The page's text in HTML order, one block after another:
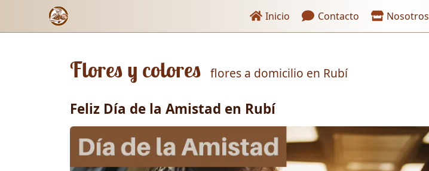
Enlaces de encabezado
Inicio Contacto Nosotros
Flores y colores flores a domicilio en Rubí
Feliz Día de la Amistad en Rubí